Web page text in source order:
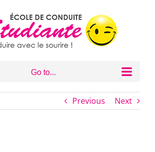
Go to...
Previous Next